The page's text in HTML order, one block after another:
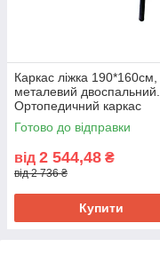
Каркас ліжка 190*160см,
металевий двоспальний.
Ортопедичний каркас
160*190см, з ніжками
Готово до відправки
від 2 544,48 ₴
від 2 736 ₴
Купити